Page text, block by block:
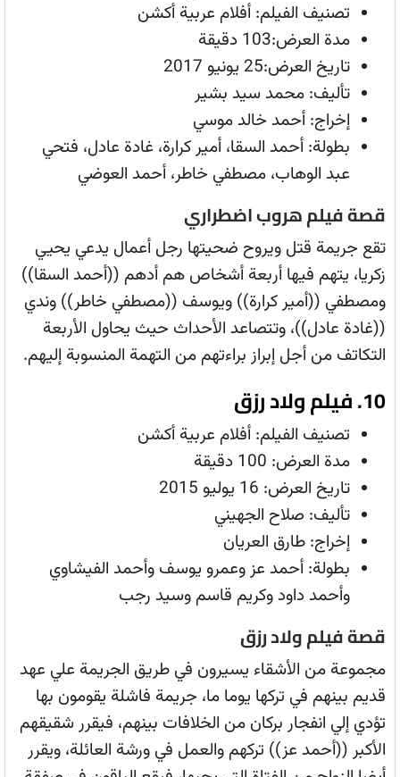
تصنيف الفيلم: أفلام عربية أكشن
مدة العرض:103 دقيقة
تاريخ العرض:25 يونيو 2017
تأليف: محمد سيد بشير
إخراج: أحمد خالد موسي
بطولة: أحمد السقا، أمير كرارة، غادة عادل، فتحي
عبد الوهاب، مصطفي خاطر، أحمد العوضي
قصة فيلم هروب اضطراري
تقع جريمة قتل ويروح ضحيتها رجل أعمال يدعي يحيي
زكريا، يتهم فيها أربعة أشخاص هم أدهم ((أحمد السقا))
ومصطفي ((أمير كرارة)) ويوسف ((مصطفي خاطر)) وندي
((غادة عادل))، وتتصاعد الأحداث حيث يحاول الأربعة
التكاتف من أجل إبراز براءتهم من التهمة المنسوبة إليهم.
10. فيلم ولاد رزق
تصنيف الفيلم: أفلام عربية أكشن
مدة العرض: 100 دقيقة
تاريخ العرض: 16 يوليو 2015
تأليف: صلاح الجهيني
إخراج: طارق العريان
بطولة: أحمد عز وعمرو يوسف وأحمد الفيشاوي
وأحمد داود وكريم قاسم وسيد رجب
قصة فيلم ولاد رزق
مجموعة من الأشقاء يسيرون في طريق الجريمة علي عهد
قديم بينهم في تركها يوما ما، جريمة فاشلة يقومون بها
تؤدي إلي انفجار بركان من الخلافات بينهم، فيقرر شقيقهم
الأكبر ((أحمد عز)) تركهم والعمل في ورشة العائلة، ويقرر